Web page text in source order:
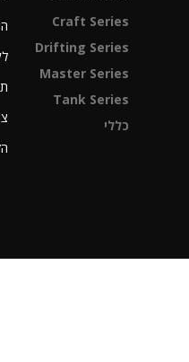
Craft Series
Drifting Series
Master Series
Tank Series
כללי